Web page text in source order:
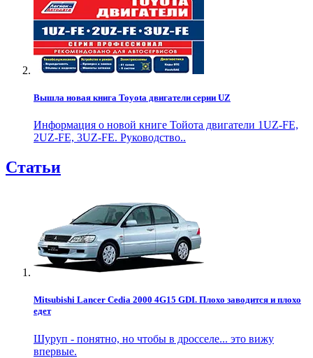
Вышла новая книга Toyota двигатели серии UZ
Информация о новой книге Тойота двигатели 1UZ-FE,
2UZ-FE, 3UZ-FE. Руководство..
Статьи
Mitsubishi Lancer Cedia 2000 4G15 GDI. Плохо заводится и плохо
едет
Шуруп - понятно, но чтобы в дросселе... это вижу
впервые.